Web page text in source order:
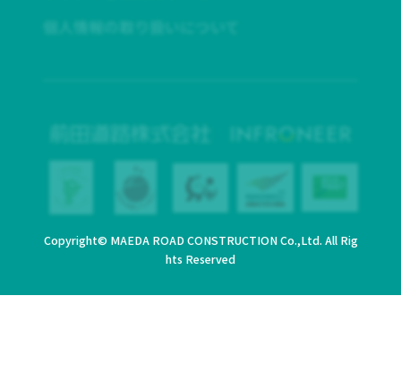
個人情報の取り扱いについて
Copyright© MAEDA ROAD CONSTRUCTION Co.,Ltd. All Rig
hts Reserved